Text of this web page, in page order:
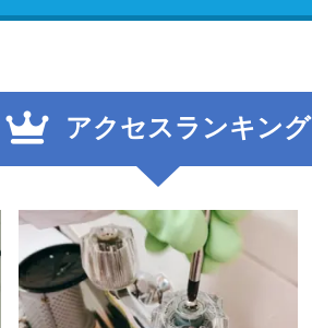
アクセスランキング
2